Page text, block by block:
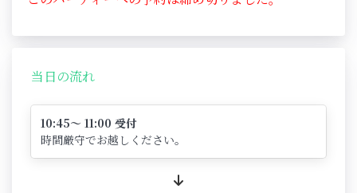
当日の流れ
10:45～ 11:00 受付
時間厳守でお越しください。